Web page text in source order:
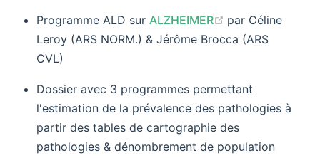
Programme ALD surALZHEIMER (opens new
par Céline
Leroy (ARS NORM.) & Jérôme Brocca (ARS
CVL)
Dossier avec 3 programmes permettant
l'estimation de la prévalence des pathologies à
partir des tables de cartographie des
pathologies & dénombrement de population